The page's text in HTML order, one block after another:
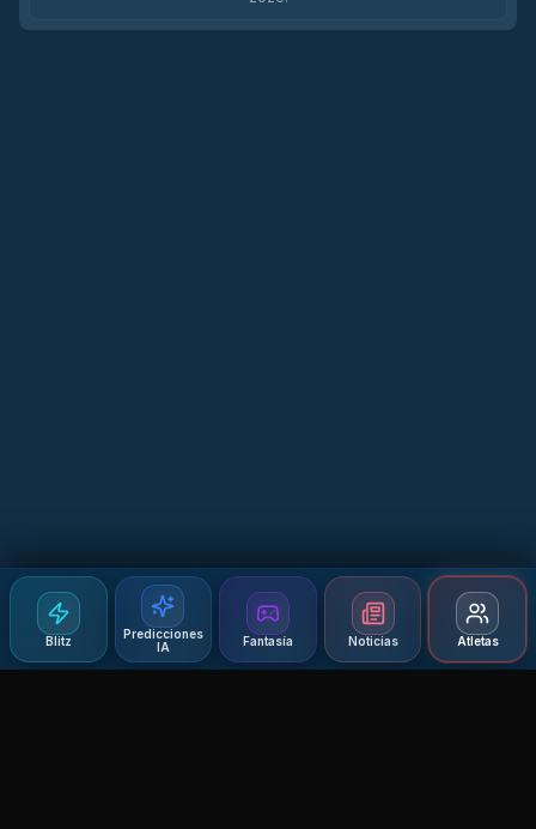
Blitz
Predicciones
IA
Fantasía Noticias Atletas